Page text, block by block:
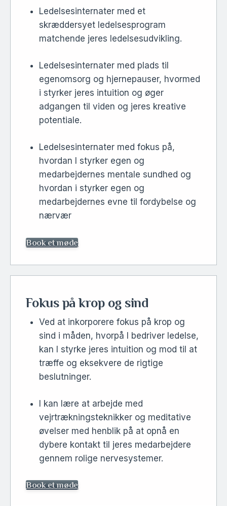
Ledelsesinternater med et
skræddersyet ledelsesprogram
matchende jeres ledelsesudvikling.
Ledelsesinternater med plads til
egenomsorg og hjernepauser, hvormed
i styrker jeres intuition og øger
adgangen til viden og jeres kreative
potentiale.
Ledelsesinternater med fokus på,
hvordan I styrker egen og
medarbejdernes mentale sundhed og
hvordan i styrker egen og
medarbejdernes evne til fordybelse og
nærvær
Book et møde
Fokus på krop og sind
Ved at inkorporere fokus på krop og
sind i måden, hvorpå I bedriver ledelse,
kan I styrke jeres intuition og mod til at
træffe og eksekvere de rigtige
beslutninger.
I kan lære at arbejde med
vejrtrækningsteknikker og meditative
øvelser med henblik på at opnå en
dybere kontakt til jeres medarbejdere
gennem rolige nervesystemer.
Book et møde